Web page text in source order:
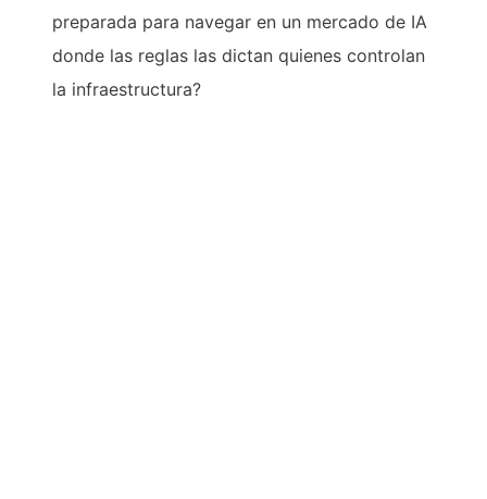
preparada para navegar en un mercado de IA
donde las reglas las dictan quienes controlan
la infraestructura?